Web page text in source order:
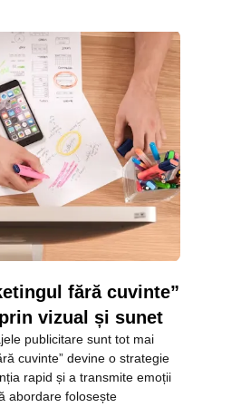
fără cuvinte”
vizual și sunet
publicitare sunt tot mai
cuvinte” devine o strategie
rapid și a transmite emoții
abordare folosește